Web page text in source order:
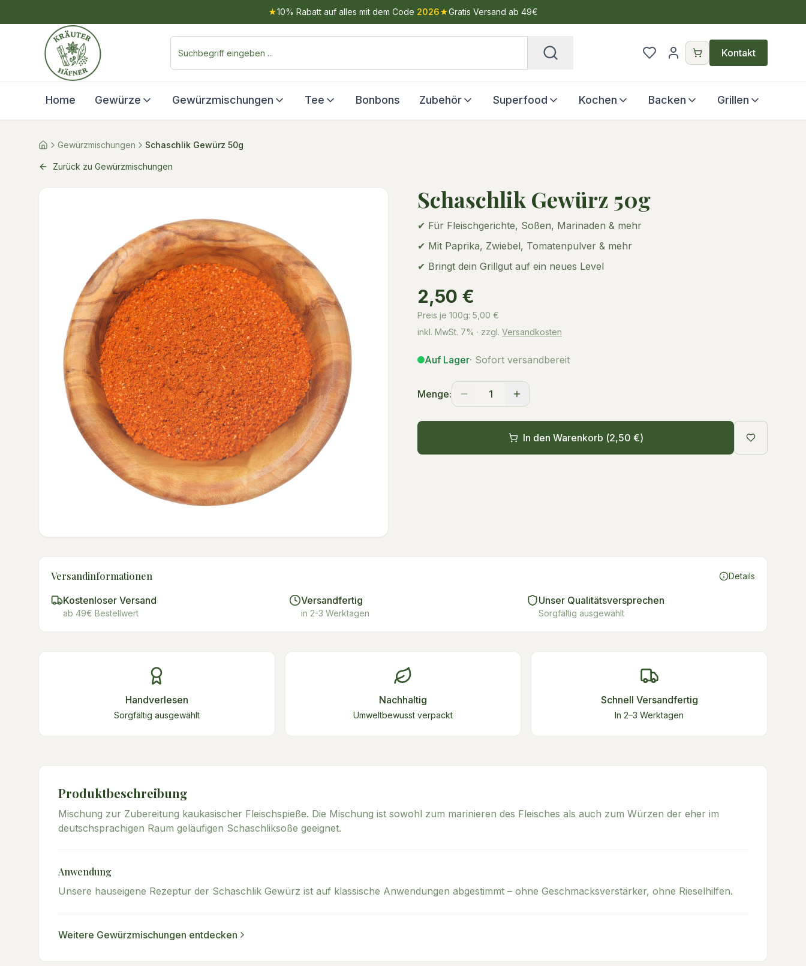
★10% Rabatt auf alles mit dem Code 2026★Gratis Versand ab 49€
Kontakt
Home Gewürze Gewürzmischungen Tee Bonbons Zubehör Superfood Kochen Backen Grillen
Gewürzmischungen Schaschlik Gewürz 50g
Zurück zu Gewürzmischungen
Schaschlik Gewürz 50g
✔ Für Fleischgerichte, Soßen, Marinaden & mehr
✔ Mit Paprika, Zwiebel, Tomatenpulver & mehr
✔ Bringt dein Grillgut auf ein neues Level
2,50 €
Preis je 100g: 5,00 €
inkl. MwSt. 7% · zzgl. Versandkosten
Auf Lager· Sofort versandbereit
Menge: 1
In den Warenkorb (2,50 €)
Versandinformationen Details
Kostenloser Versand
ab 49€ Bestellwert
Versandfertig
in 2-3 Werktagen
Unser Qualitätsversprechen
Sorgfältig ausgewählt
Handverlesen
Sorgfältig ausgewählt
Nachhaltig
Umweltbewusst verpackt
Schnell Versandfertig
In 2–3 Werktagen
Produktbeschreibung
Mischung zur Zubereitung kaukasischer Fleischspieße. Die Mischung ist sowohl zum marinieren des Fleisches als auch zum Würzen der eher im
deutschsprachigen Raum geläufigen Schaschliksoße geeignet.
Anwendung
Unsere hauseigene Rezeptur der Schaschlik Gewürz ist auf klassische Anwendungen abgestimmt – ohne Geschmacksverstärker, ohne Rieselhilfen.
Weitere Gewürzmischungen entdecken